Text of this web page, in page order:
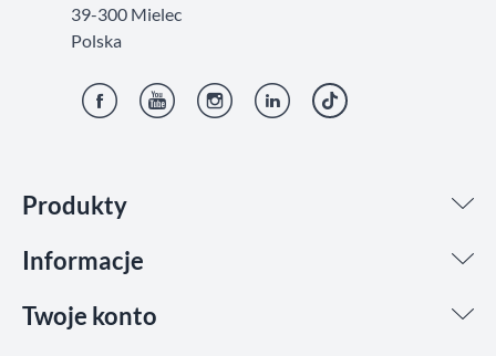
Produkty
Informacje
Twoje konto
39-300 Mielec
Polska